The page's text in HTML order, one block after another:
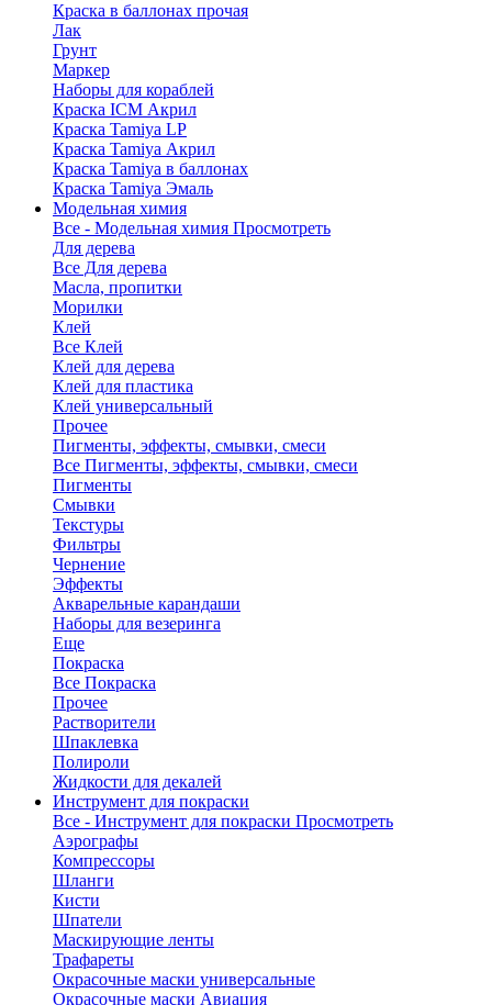
Краска в баллонах прочая
Лак
Грунт
Маркер
Наборы для кораблей
Краска ICM Акрил
Краска Tamiya LP
Краска Tamiya Акрил
Краска Tamiya в баллонах
Краска Tamiya Эмаль
Модельная химия
Все - Модельная химия Просмотреть
Для дерева
Все Для дерева
Масла, пропитки
Морилки
Клей
Все Клей
Клей для дерева
Клей для пластика
Клей универсальный
Прочее
Пигменты, эффекты, смывки, смеси
Все Пигменты, эффекты, смывки, смеси
Пигменты
Смывки
Текстуры
Фильтры
Чернение
Эффекты
Акварельные карандаши
Наборы для везеринга
Еще
Покраска
Все Покраска
Прочее
Растворители
Шпаклевка
Полироли
Жидкости для декалей
Инструмент для покраски
Все - Инструмент для покраски Просмотреть
Аэрографы
Компрессоры
Шланги
Кисти
Шпатели
Маскирующие ленты
Трафареты
Окрасочные маски универсальные
Окрасочные маски Авиация